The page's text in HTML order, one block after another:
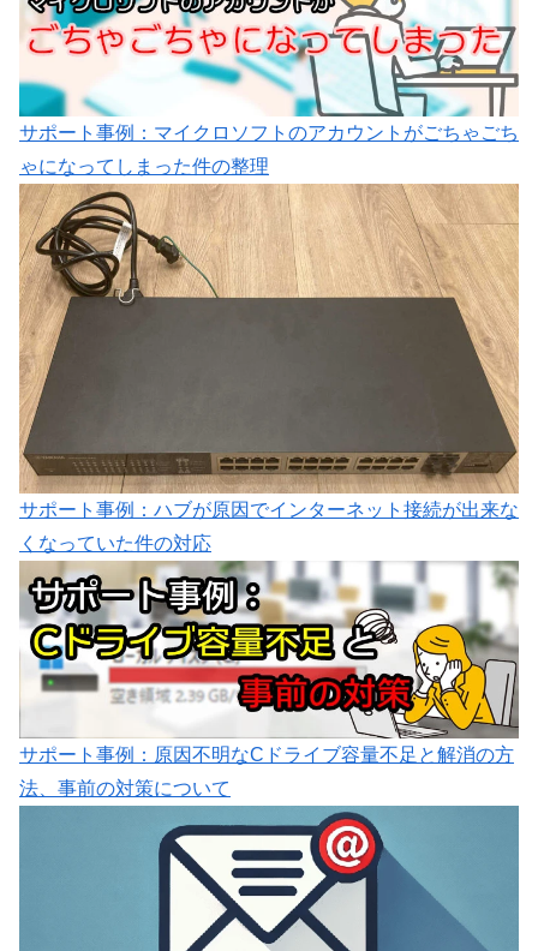
サポート事例：マイクロソフトのアカウントがごちゃごち
ゃになってしまった件の整理
サポート事例：ハブが原因でインターネット接続が出来な
くなっていた件の対応
サポート事例：原因不明なCドライブ容量不足と解消の方
法、事前の対策について